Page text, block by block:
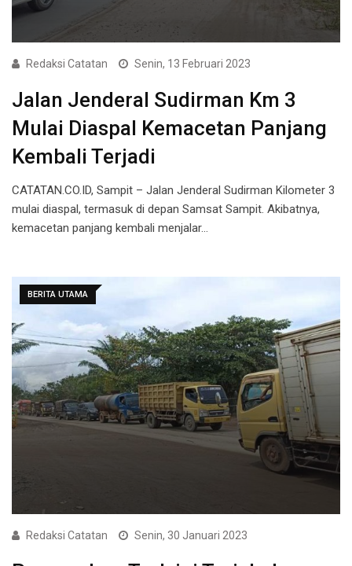
Redaksi Catatan Senin, 13 Februari 2023
Jalan Jenderal Sudirman Km 3
Mulai Diaspal Kemacetan Panjang
Kembali Terjadi
CATATAN.CO.ID, Sampit – Jalan Jenderal Sudirman Kilometer 3
mulai diaspal, termasuk di depan Samsat Sampit. Akibatnya,
kemacetan panjang kembali menjalar…
BERITA UTAMA
Redaksi Catatan Senin, 30 Januari 2023